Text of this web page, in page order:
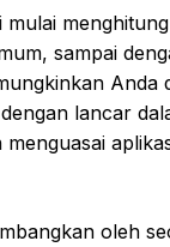
mulai
sampai
Anda
lancar
oleh